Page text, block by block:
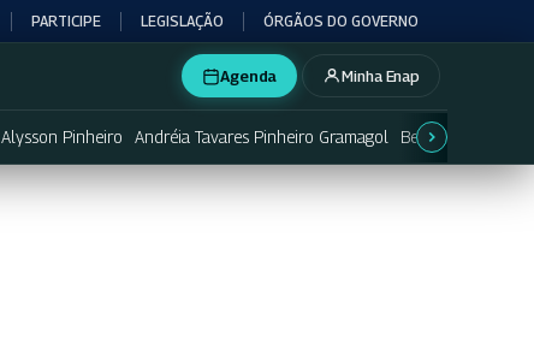
PARTICIPE LEGISLAÇÃO ÓRGÃOS DO GOVERNO
Agenda Minha Enap
Alysson Pinheiro Andréia Tavares Pinheiro Gramagol Betânia Lemos